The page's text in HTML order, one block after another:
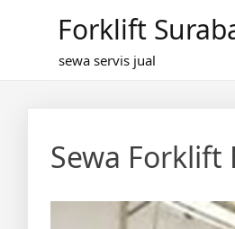
Forklift
sewa servis jual
Sewa Forklift